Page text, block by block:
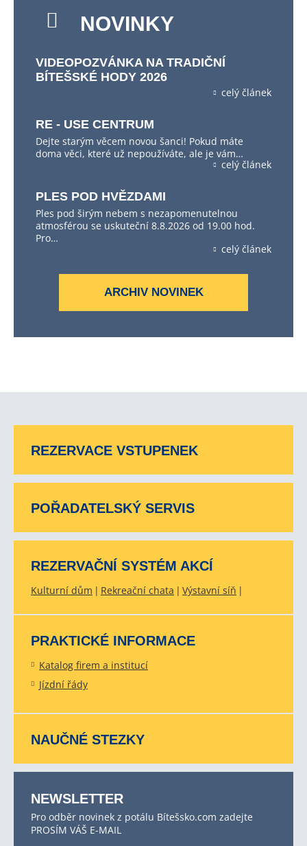
NOVINKY
VIDEOPOZVÁNKA NA TRADIČNÍ
BÍTEŠSKÉ HODY 2026
celý článek
RE - USE CENTRUM
Dejte starým věcem novou šanci! Pokud máte
doma věci, které už nepoužíváte, ale je vám…
celý článek
PLES POD HVĚZDAMI
Ples pod širým nebem s nezapomenutelnou
atmosférou se uskuteční 8.8.2026 od 19.00 hod.
Pro…
celý článek
ARCHIV NOVINEK
REZERVACE VSTUPENEK
POŘADATELSKÝ SERVIS
REZERVAČNÍ SYSTÉM AKCÍ
Kulturní dům Rekreační chata Výstavní síň
PRAKTICKÉ INFORMACE
Katalog firem a institucí
Jízdní řády
NAUČNÉ STEZKY
NEWSLETTER
Pro odběr novinek z potálu Bítešsko.com zadejte
PROSÍM VÁŠ E-MAIL